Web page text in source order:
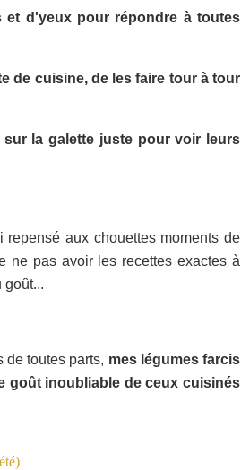
et d'yeux pour répondre à toutes
de cuisine, de les faire tour à tour
la galette juste pour voir leurs
aux chouettes moments de
ne pas avoir les recettes exactes à
goût...
de toutes parts, mes légumes farcis
goût inoubliable de ceux cuisinés